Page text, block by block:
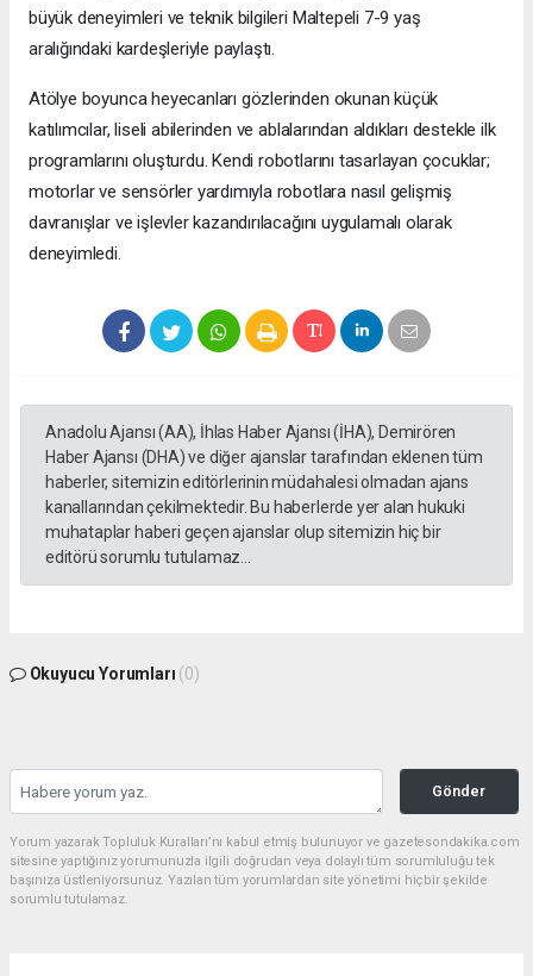
büyük deneyimleri ve teknik bilgileri Maltepeli 7-9 yaş
aralığındaki kardeşleriyle paylaştı.
Atölye boyunca heyecanları gözlerinden okunan küçük
katılımcılar, liseli abilerinden ve ablalarından aldıkları destekle ilk
programlarını oluşturdu. Kendi robotlarını tasarlayan çocuklar;
motorlar ve sensörler yardımıyla robotlara nasıl gelişmiş
davranışlar ve işlevler kazandırılacağını uygulamalı olarak
deneyimledi.
Anadolu Ajansı (AA), İhlas Haber Ajansı (İHA), Demirören
Haber Ajansı (DHA) ve diğer ajanslar tarafından eklenen tüm
haberler, sitemizin editörlerinin müdahalesi olmadan ajans
kanallarından çekilmektedir. Bu haberlerde yer alan hukuki
muhataplar haberi geçen ajanslar olup sitemizin hiç bir
editörü sorumlu tutulamaz...
Okuyucu Yorumları (0)
Gönder
Yorum yazarak Topluluk Kuralları’nı kabul etmiş bulunuyor ve gazetesondakika.com
sitesine yaptığınız yorumunuzla ilgili doğrudan veya dolaylı tüm sorumluluğu tek
başınıza üstleniyorsunuz. Yazılan tüm yorumlardan site yönetimi hiçbir şekilde
sorumlu tutulamaz.